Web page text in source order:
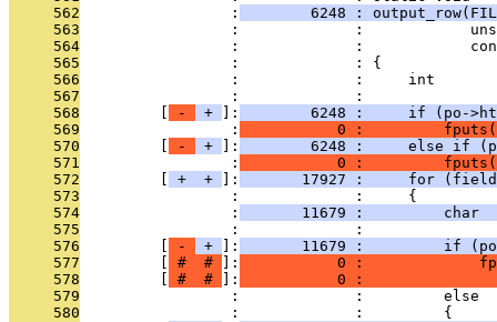
     562
                 :
6248 :
     563
:             :
     564
:             :
     565
                 :             : {
     566
:             :     int
     567
                 :             :
     568
- + ]:
6248 :     if (po-
     569
                 :
0 :
     570
- + ]:
6248 :     else if
     571
                 :
0 :
     572
+ + ]:
17927 :     for
     573
                 :             :     {
     574
                 :
11679 :         char
     575
                 :             :
     576
- + ]:
11679 :         if
     577
# # ]:
0 :
     578
# # ]:
0 :
     579
                 :             :         else
     580
                 :             :         {